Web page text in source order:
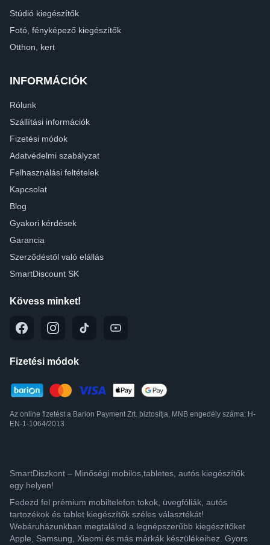
Stúdió kiegészítők
Fotó, fényképező kiegészítők
Otthon, kert
INFORMÁCIÓK
Rólunk
Szállítási információk
Fizetési módok
Adatvédelmi szabályzat
Felhasználási feltételek
Kapcsolat
Blog
Gyakori kérdések
Garancia
Szerződéstől való elállás
SmartDiscount SK
Kövess minket!
Fizetési módok
Az online fizetést a Barion Payment Zrt. biztosítja, MNB engedély száma: H-
EN-1-1064/2013
SmartDiszkont – Minőségi mobilos,tabletes, autós kiegészítők
egy helyen!
Fedezd fel prémium mobiltelefon tokok, üvegfóliák, autós
tartozékok és tablet kiegészítők széles választékát!
Webáruházunkban megtalálod a legnépszerűbb kiegészítőket
Apple, Samsung, Xiaomi és más márkák készülékeihez. Gyors